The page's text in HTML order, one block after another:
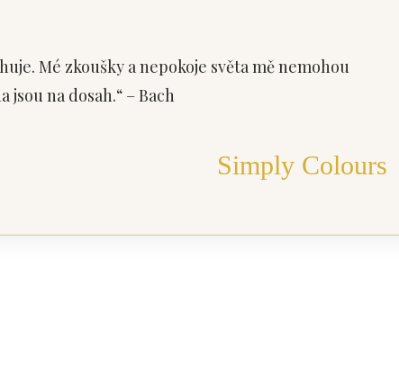
Mé zkoušky a nepokoje světa mě nemohou
jsou na dosah.“ – Bach
Simply Colours